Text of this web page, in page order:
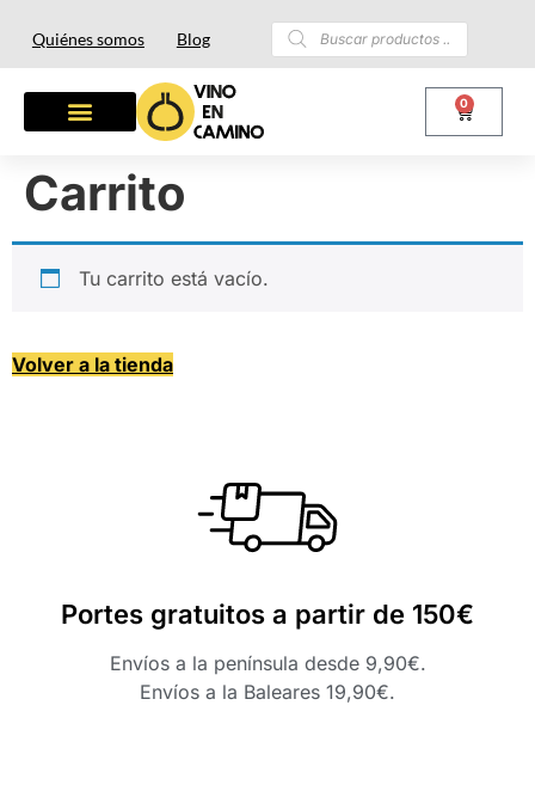
Quiénes somos Blog
0
Carrito
Tu carrito está vacío.
Volver a la tienda
Portes gratuitos a partir de 150€
Envíos a la península desde 9,90€.
Envíos a la Baleares 19,90€.